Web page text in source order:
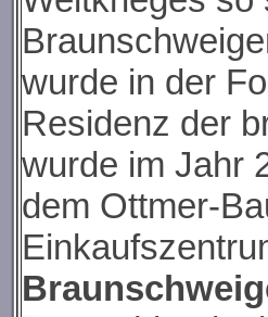
wurde in der
Residenz der
wurde im Jahr
dem Ottmer-